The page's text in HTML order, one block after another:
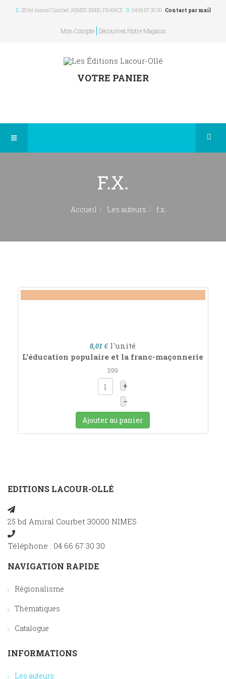
25 bd Amiral Courbet, NIMES 30000,FRANCE 04 66 67 30 30 Contact par mail
Mon Compte Découvrez Notre Magasin
VOTRE PANIER
F.x.
Accueil Les auteurs f.x.
8,01 € l'unité
L'éducation populaire et la franc-maçonnerie
399
+
–
Ajouter au panier
EDITIONS LACOUR-OLLÉ
25 bd Amiral Courbet 30000 NIMES
Téléphone : 04 66 67 30 30
NAVIGATION RAPIDE
Régionalisme
Thématiques
Catalogue
INFORMATIONS
Les auteurs